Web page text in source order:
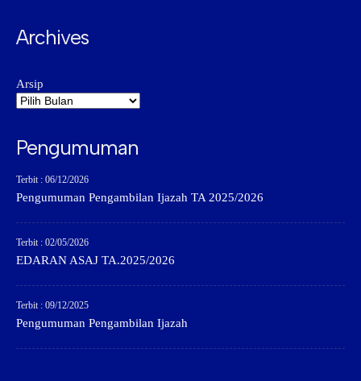
Archives
Arsip
Pengumuman
Terbit : 06/12/2026
Pengumuman Pengambilan Ijazah TA 2025/2026
Terbit : 02/05/2026
EDARAN ASAJ TA.2025/2026
Terbit : 09/12/2025
Pengumuman Pengambilan Ijazah